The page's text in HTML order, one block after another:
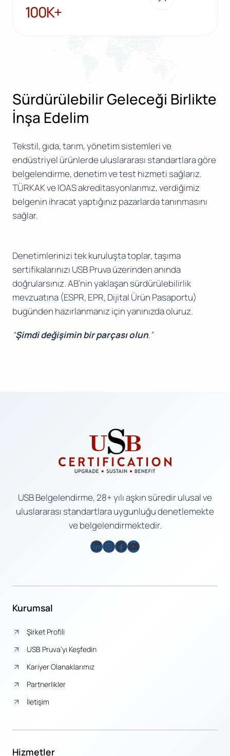
100K+
100K+
Sürdürülebilir Geleceği Birlikte
İnşa Edelim
Tekstil, gıda, tarım, yönetim sistemleri ve
endüstriyel ürünlerde uluslararası standartlara göre
belgelendirme, denetim ve test hizmeti sağlarız.
TÜRKAK ve IOAS akreditasyonlarımız, verdiğimiz
belgenin ihracat yaptığınız pazarlarda tanınmasını
sağlar.
Denetimlerinizi tek kuruluşta toplar, taşıma
sertifikalarınızı USB Pruva üzerinden anında
doğrularsınız. AB’nin yaklaşan sürdürülebilirlik
mevzuatına (ESPR, EPR, Dijital Ürün Pasaportu)
bugünden hazırlanmanız için yanınızda oluruz.
“Şimdi değişimin bir parçası olun.”
USB Belgelendirme, 28+ yılı aşkın süredir ulusal ve
uluslararası standartlara uygunluğu denetlemekte
ve belgelendirmektedir.
LinkedIn
Instagram
Facebook
YouTube
Kurumsal
Şirket Profili
USB Pruva’yı Keşfedin
Kariyer Olanaklarımız
Partnerlikler
İletişim
Hizmetler